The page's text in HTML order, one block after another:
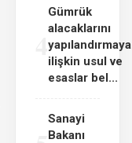
4
Gümrük
alacaklarını
yapılandırmaya
ilişkin usul ve
esaslar bel...
Sanayi
Bakanı